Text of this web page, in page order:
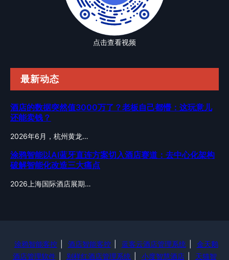
点击查看视频
最新动态
酒店的数据突然值3000万了？老板自己都懵：这玩意儿
还能卖钱？
2026年6月，杭州黄龙…
涂鸦智能以AI蓝牙直连方案切入酒店赛道：去中心化架构
破解智能化改造三大痛点
2026上海国际酒店展期…
涂鸦智能客控 酒店智能客控 蓝客云酒店管理系统
金天鹅
酒店管理软件
别样红酒店管理系统 小度智慧酒店
天猫智